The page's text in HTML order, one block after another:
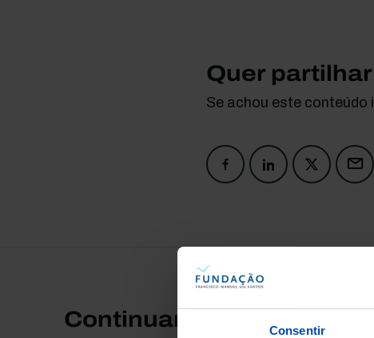
Consentir
Quer
Se achou este
Continuar a pesquisar